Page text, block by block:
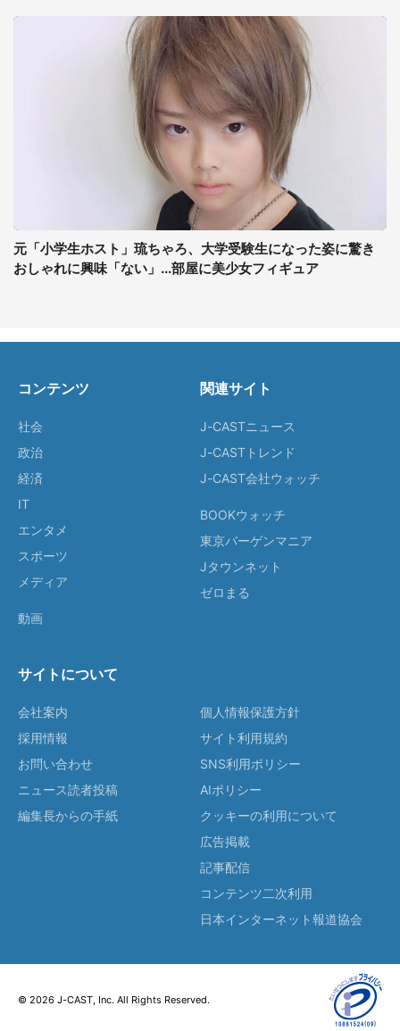
元「小学生ホスト」琉ちゃろ、大学受験生になった姿に驚き
おしゃれに興味「ない」...部屋に美少女フィギュア
コンテンツ
社会
政治
経済
IT
エンタメ
スポーツ
メディア
動画
関連サイト
J-CASTニュース
J-CASTトレンド
J-CAST会社ウォッチ
BOOKウォッチ
東京バーゲンマニア
Jタウンネット
ゼロまる
サイトについて
会社案内
採用情報
お問い合わせ
ニュース読者投稿
編集長からの手紙
個人情報保護方針
サイト利用規約
SNS利用ポリシー
AIポリシー
クッキーの利用について
広告掲載
記事配信
コンテンツ二次利用
日本インターネット報道協会
© 2026 J-CAST, Inc. All Rights Reserved.